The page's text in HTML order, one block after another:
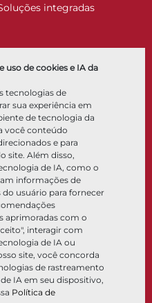
uso de cookies e IA da
tecnologias de
sua experiência em
de tecnologia da
você conteúdo
e para
site. Além disso,
de IA, como o
informações de
usuário para fornecer
aprimoradas com o
interagir com
de IA ou
site, você concorda
de rastreamento
IA em seu dispositivo,
Política de
integradas
de conhecimento
de materiais
YouTube